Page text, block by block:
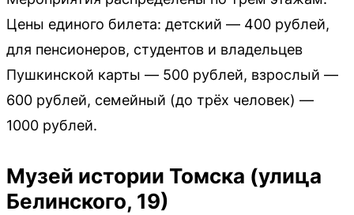
Цены единого билета: детский — 400 рублей,
для пенсионеров, студентов и владельцев
Пушкинской карты — 500 рублей, взрослый —
600 рублей, семейный (до трёх человек) —
1000 рублей.
Музей истории Томска (улица
Белинского, 19)